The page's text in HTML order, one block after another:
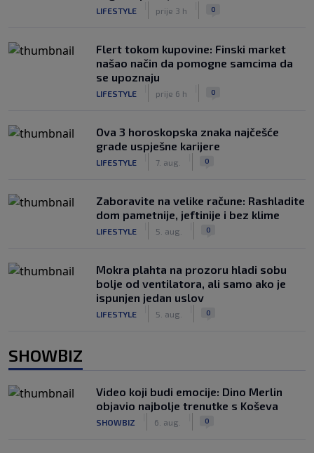
LIFESTYLE prije 3 h 0
Flert tokom kupovine: Finski market
našao način da pomogne samcima da
se upoznaju
LIFESTYLE prije 6 h 0
Ova 3 horoskopska znaka najčešće
grade uspješne karijere
LIFESTYLE 7. aug. 0
Zaboravite na velike račune: Rashladite
dom pametnije, jeftinije i bez klime
LIFESTYLE 5. aug. 0
Mokra plahta na prozoru hladi sobu
bolje od ventilatora, ali samo ako je
ispunjen jedan uslov
LIFESTYLE 5. aug. 0
SHOWBIZ
Video koji budi emocije: Dino Merlin
objavio najbolje trenutke s Koševa
SHOWBIZ 6. aug. 0